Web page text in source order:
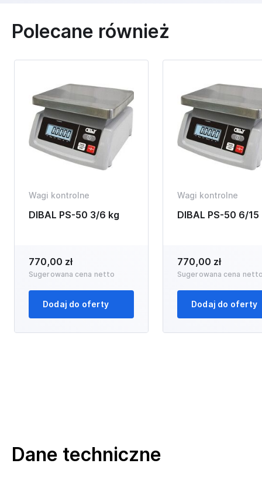
Polecane również
Wagi kontrolne
DIBAL PS-50 3/6 kg
770,00 zł
Sugerowana cena netto
Dodaj do oferty
Wagi kontrolne
DIBAL PS-50 6/15
770,00 zł
Sugerowana cena
Dodaj do oferty
Dane techniczne